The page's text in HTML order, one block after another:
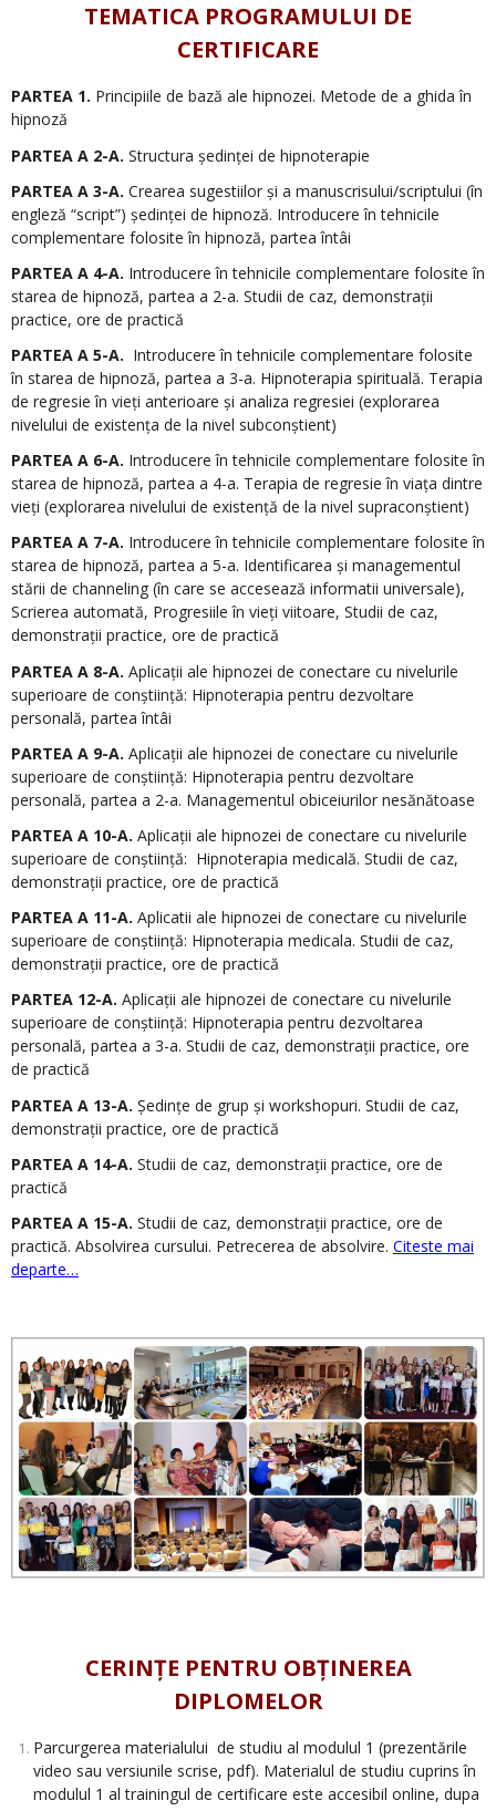
TEMATICA PROGRAMULUI DE
CERTIFICARE
PARTEA 1. Principiile de bază ale hipnozei. Metode de a ghida în
hipnoză
PARTEA A 2-A. Structura ședinței de hipnoterapie
PARTEA A 3-A. Crearea sugestiilor și a manuscrisului/scriptului (în
engleză “script”) ședinței de hipnoză. Introducere în tehnicile
complementare folosite în hipnoză, partea întâi
PARTEA A 4-A. Introducere în tehnicile complementare folosite în
starea de hipnoză, partea a 2-a. Studii de caz, demonstrații
practice, ore de practică
PARTEA A 5-A. Introducere în tehnicile complementare folosite
în starea de hipnoză, partea a 3-a. Hipnoterapia spirituală. Terapia
de regresie în vieți anterioare și analiza regresiei (explorarea
nivelului de existența de la nivel subconștient)
PARTEA A 6-A. Introducere în tehnicile complementare folosite în
starea de hipnoză, partea a 4-a. Terapia de regresie în viața dintre
vieți (explorarea nivelului de existență de la nivel supraconștient)
PARTEA A 7-A. Introducere în tehnicile complementare folosite în
starea de hipnoză, partea a 5-a. Identificarea și managementul
stării de channeling (în care se accesează informatii universale),
Scrierea automată, Progresiile în vieți viitoare, Studii de caz,
demonstrații practice, ore de practică
PARTEA A 8-A. Aplicații ale hipnozei de conectare cu nivelurile
superioare de conștiință: Hipnoterapia pentru dezvoltare
personală, partea întâi
PARTEA A 9-A. Aplicații ale hipnozei de conectare cu nivelurile
superioare de conștiință: Hipnoterapia pentru dezvoltare
personală, partea a 2-a. Managementul obiceiurilor nesănătoase
PARTEA A 10-A. Aplicații ale hipnozei de conectare cu nivelurile
superioare de conștiință: Hipnoterapia medicală. Studii de caz,
demonstrații practice, ore de practică
PARTEA A 11-A. Aplicatii ale hipnozei de conectare cu nivelurile
superioare de conștiință: Hipnoterapia medicala. Studii de caz,
demonstrații practice, ore de practică
PARTEA 12-A. Aplicații ale hipnozei de conectare cu nivelurile
superioare de conștiință: Hipnoterapia pentru dezvoltarea
personală, partea a 3-a. Studii de caz, demonstrații practice, ore
de practică
PARTEA A 13-A. Ședințe de grup și workshopuri. Studii de caz,
demonstrații practice, ore de practică
PARTEA A 14-A. Studii de caz, demonstrații practice, ore de
practică
PARTEA A 15-A. Studii de caz, demonstrații practice, ore de
practică. Absolvirea cursului. Petrecerea de absolvire. Citeste mai
departe…
CERINȚE PENTRU OBȚINEREA
DIPLOMELOR
Parcurgerea materialului de studiu al modulul 1 (prezentările
video sau versiunile scrise, pdf). Materialul de studiu cuprins în
modulul 1 al trainingul de certificare este accesibil online, dupa